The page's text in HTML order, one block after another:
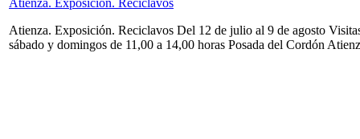
Atienza. Exposición. Reciclavos Del 12 de julio al 9 de agosto
sábado y domingos de 11,00 a 14,00 horas Posada del Cordón